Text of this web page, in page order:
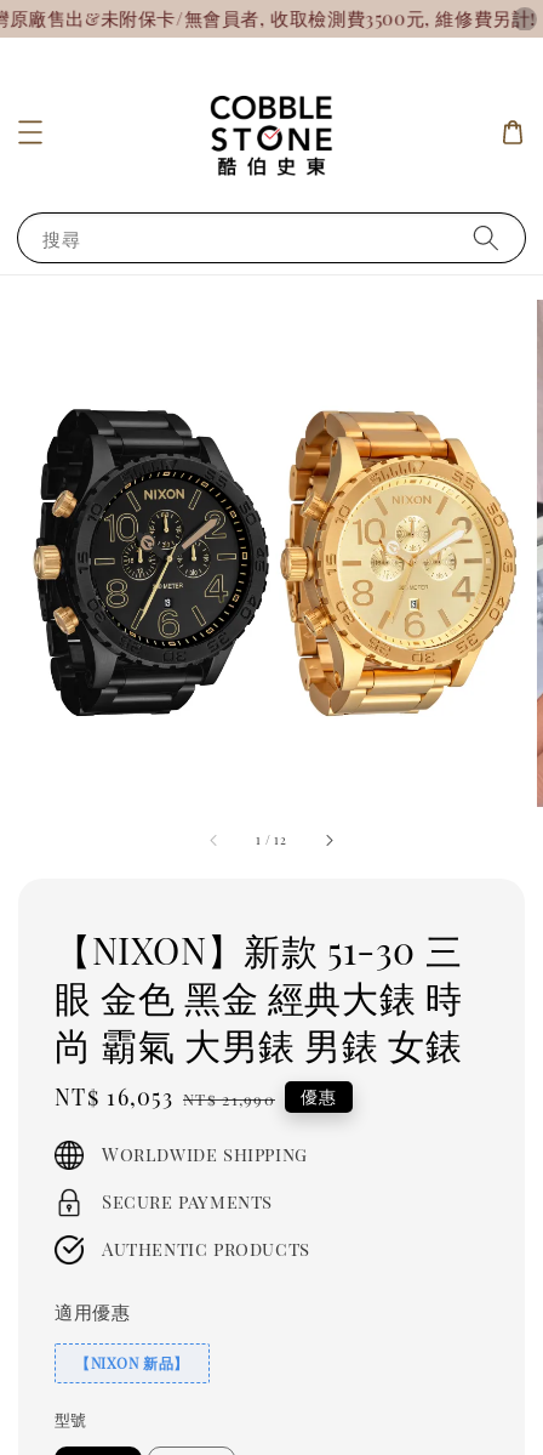
售出&未附保卡/無會員者, 收取檢測費3500元, 維修費另計!【7
搜尋
1 /12
【NIXON】新款 51-30 三
眼 金色 黑金 經典大錶 時
尚 霸氣 大男錶 男錶 女錶
Sale
NT$ 16,053 Regular
NT$ 21,990 優惠
Worldwide shipping
Secure payments
Authentic products
適用優惠
【NIXON 新品】
型號